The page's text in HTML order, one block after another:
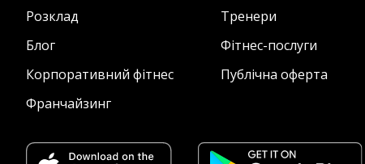
Розклад
Тренери
Блог
Фітнес-послуги
Корпоративний фітнес
Публічна оферта
Франчайзинг